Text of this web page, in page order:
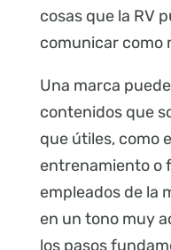
cosas que la RV
comunicar como
Una marca
contenidos que
que útiles, como
entrenamiento o
empleados de la
en un tono muy
los pasos